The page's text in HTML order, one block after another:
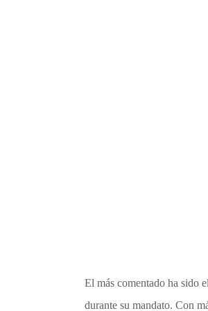
El más comentado ha sido
durante su mandato. Con